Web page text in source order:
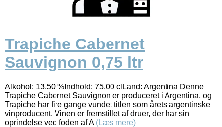
Trapiche Cabernet
Sauvignon 0,75 ltr
Alkohol: 13,50 %Indhold: 75,00 clLand: Argentina Denne
Trapiche Cabernet Sauvignon er produceret i Argentina, og
Trapiche har fire gange vundet titlen som årets argentinske
vinproducent. Vinen er fremstillet af druer, der har sin
oprindelse ved foden af A (Læs mere)